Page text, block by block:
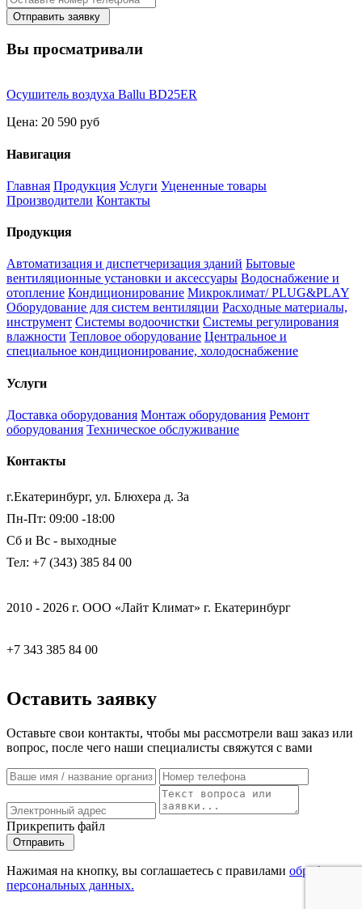
Отправить заявку
Вы просматривали
Осушитель воздуха Ballu BD25ER
Цена: 20 590 руб
Навигация
Главная Продукция Услуги Уцененные товары
Производители Контакты
Продукция
Автоматизация и диспетчеризация зданий Бытовые
вентиляционные установки и аксессуары Водоснабжение и
отопление Кондиционирование Микроклимат/ PLUG&PLAY
Оборудование для систем вентиляции Расходные материалы,
инструмент Системы водоочистки Системы регулирования
влажности Тепловое оборудование Центральное и
специальное кондиционирование, холодоснабжение
Услуги
Доставка оборудования Монтаж оборудования Ремонт
оборудования Техническое обслуживание
Контакты
г.Екатеринбург, ул. Блюхера д. 3а
Пн-Пт: 09:00 -18:00
Сб и Вс - выходные
Тел: +7 (343) 385 84 00
2010 - 2026 г. ООО «Лайт Климат» г. Екатеринбург
+7 343 385 84 00
Оставить заявку
Оставьте свои контакты, чтобы мы рассмотрели ваш заказ или
вопрос, после чего наши специалисты свяжутся с вами
Прикрепить файл
Отправить
Нажимая на кнопку, вы соглашаетесь с правилами обработки
персональных данных.